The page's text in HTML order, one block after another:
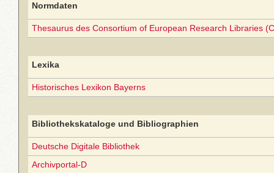
Normdaten
Thesaurus des Consortium of European Research Libraries
Lexika
Historisches Lexikon Bayerns
Bibliothekskataloge und Bibliographien
Deutsche Digitale Bibliothek
Archivportal-D